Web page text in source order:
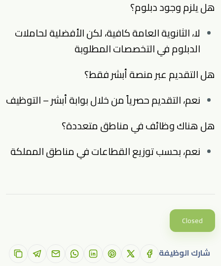
هل يلزم وجود دبلوم؟
لا، الثانوية العامة كافية، لكن الأفضلية لحاملات
الدبلوم في التخصصات المطلوبة
هل التقديم عبر منصة أبشر فقط؟
نعم، التقديم حصرياً من خلال بوابة أبشر – التوظيف
هل هناك وظائف في مناطق متعددة؟
نعم، بحسب توزيع القطاعات في مناطق المملكة
Closed
شارك الوظيفة